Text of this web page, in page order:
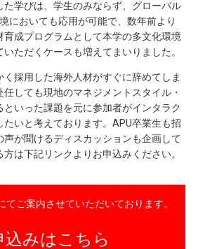
た学びは、学生のみならず、グローバル
においても応用が可能で、数年前より
育成プログラムとして本学の多文化環境
ただくケースも増えてまいりました。
採用した海外人材がすぐに辞めてしま
しても現地のマネジメントスタイル・
いった課題を元に参加者がインタラク
いと考えております。APU卒業生も招
声が聞けるディスカッションも企画して
は下記リンクよりお申込みください。
ご案内させていただいております。
込みはこちら